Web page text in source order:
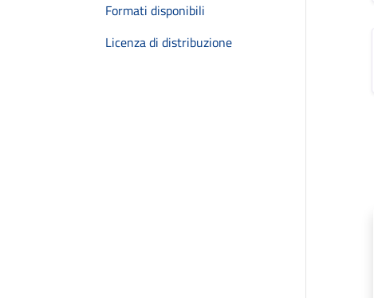
Formati disponibili
Licenza di distribuzione